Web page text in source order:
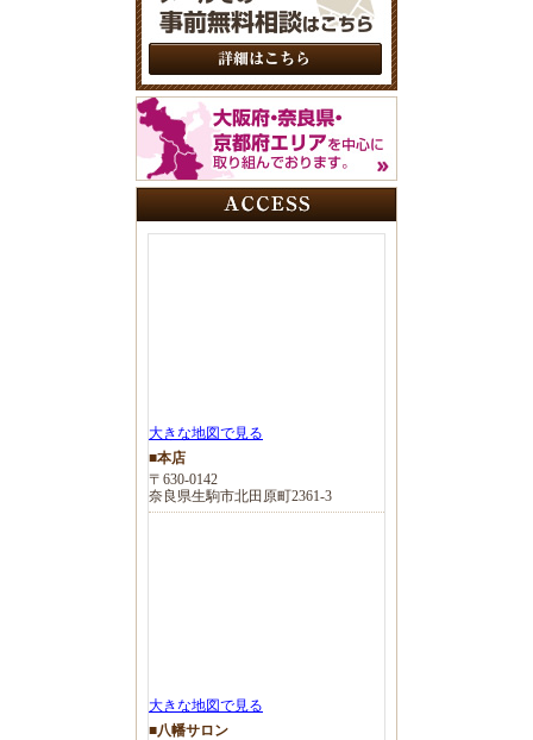
大きな地図で見る
■本店
〒630-0142
奈良県生駒市北田原町2361-3
大きな地図で見る
■八幡サロン